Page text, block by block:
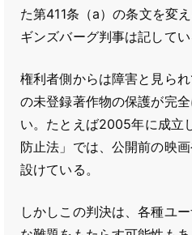
た第411条（a）の条文を変
ギンズバーグ判事は記してい
権利者側からは障害と見ら
の未登録著作物の保護が完
い。たとえば2005年に成立
防止法」では、公開前の映
設けている。
しかしこの判決は、各種ユ